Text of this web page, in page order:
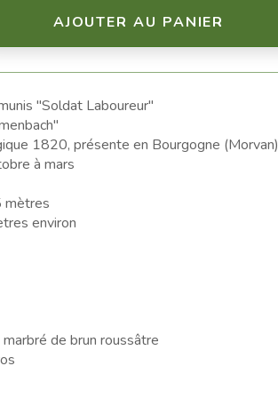
AJOUTER AU PANIER
"Soldat Laboureur"
1820, présente en Bourgogne (Morvan)
à mars
mètres
environ
de brun roussâtre